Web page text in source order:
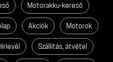
Motorakku-kereső
Akciók Motorok
Szállítás, átvétel